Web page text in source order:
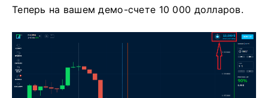
Теперь на вашем демо-счете 10 000 долларов.